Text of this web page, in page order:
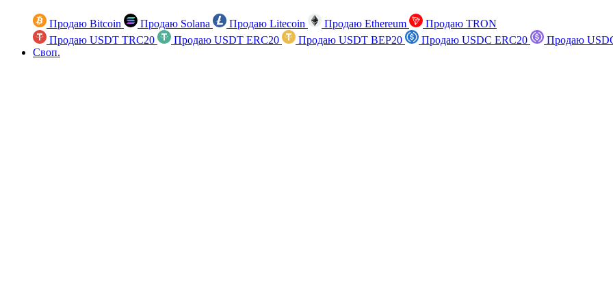
Продаю Bitcoin Продаю Solana Продаю Litecoin Продаю Ethereum
Продаю TRON
Продаю USDT TRC20
Продаю USDT ERC20 Продаю USDT BEP20 Продаю USDC ERC20
Продаю
Своп.